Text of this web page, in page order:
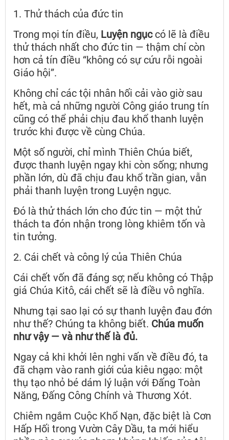
1. Thử thách của đức tin
Trong mọi tín điều, Luyện ngụccó lẽ là điều
thử thách nhất cho đức tin — thậm chí còn
hơn cả tín điều “không có sự cứu rỗi ngoài
Giáo hội”.
Không chỉ các tội nhân hối cải vào giờ sau
hết, mà cả những người Công giáo trung tín
cũng có thể phải chịu đau khổ thanh luyện
trước khi được về cùng Chúa.
Một số người, chỉ mình Thiên Chúa biết,
được thanh luyện ngay khi còn sống; nhưng
phần lớn, dù đã chịu đau khổ trần gian, vẫn
phải thanh luyện trong Luyện ngục.
Đó là thử thách lớn cho đức tin — một thử
thách ta đón nhận trong lòng khiêm tốn và
tin tưởng.
2. Cái chết và công lý của Thiên Chúa
Cái chết vốn đã đáng sợ; nếu không có Thập
giá Chúa Kitô, cái chết sẽ là điều vô nghĩa.
Nhưng tại sao lại có sự thanh luyện đau đớn
như thế? Chúng ta không biết. Chúa muốn
như vậy — và như thế là đủ.
Ngay cả khi khởi lên nghi vấn về điều đó, ta
đã chạm vào ranh giới của kiêu ngạo: một
thụ tạo nhỏ bé dám lý luận với Đấng Toàn
Năng, Đấng Công Chính và Thương Xót.
Chiêm ngắm Cuộc Khổ Nạn, đặc biệt là Cơn
Hấp Hối trong Vườn Cây Dầu, ta mới hiểu